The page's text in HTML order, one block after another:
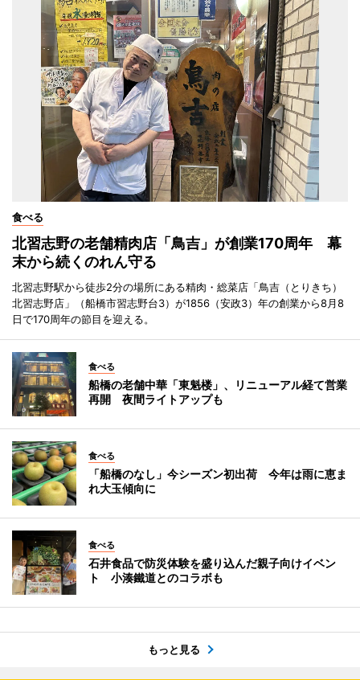
食べる
北習志野の老舗精肉店「鳥吉」が創業170周年 幕
末から続くのれん守る
北習志野駅から徒歩2分の場所にある精肉・総菜店「鳥吉（とりきち）
北習志野店」（船橋市習志野台3）が1856（安政3）年の創業から8月8
日で170周年の節目を迎える。
食べる
船橋の老舗中華「東魁楼」、リニューアル経て営業
再開 夜間ライトアップも
食べる
「船橋のなし」今シーズン初出荷 今年は雨に恵ま
れ大玉傾向に
食べる
石井食品で防災体験を盛り込んだ親子向けイベン
ト 小湊鐵道とのコラボも
もっと見る